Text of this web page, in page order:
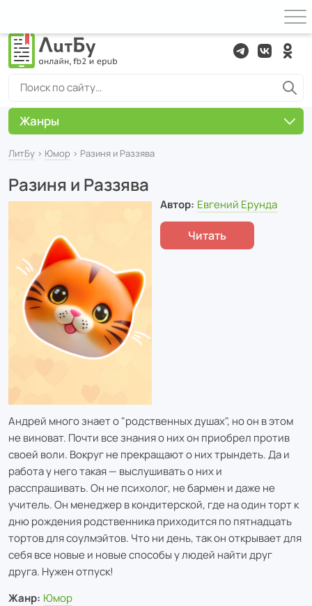
ЛитБу › Юмор › Разиня и Раззява
Разиня и Раззява
Автор: Евгений Ерунда
Читать
Андрей много знает о "родственных душах", но он в этом
не виноват. Почти все знания о них он приобрел против
своей воли. Вокруг не прекращают о них трындеть. Да и
работа у него такая — выслушивать о них и
расспрашивать. Он не психолог, не бармен и даже не
учитель. Он менеджер в кондитерской, где на один торт к
дню рождения родственника приходится по пятнадцать
тортов для соулмэйтов. Что ни день, так он открывает для
себя все новые и новые способы у людей найти друг
друга. Нужен отпуск!
Жанр: Юмор
Жанры